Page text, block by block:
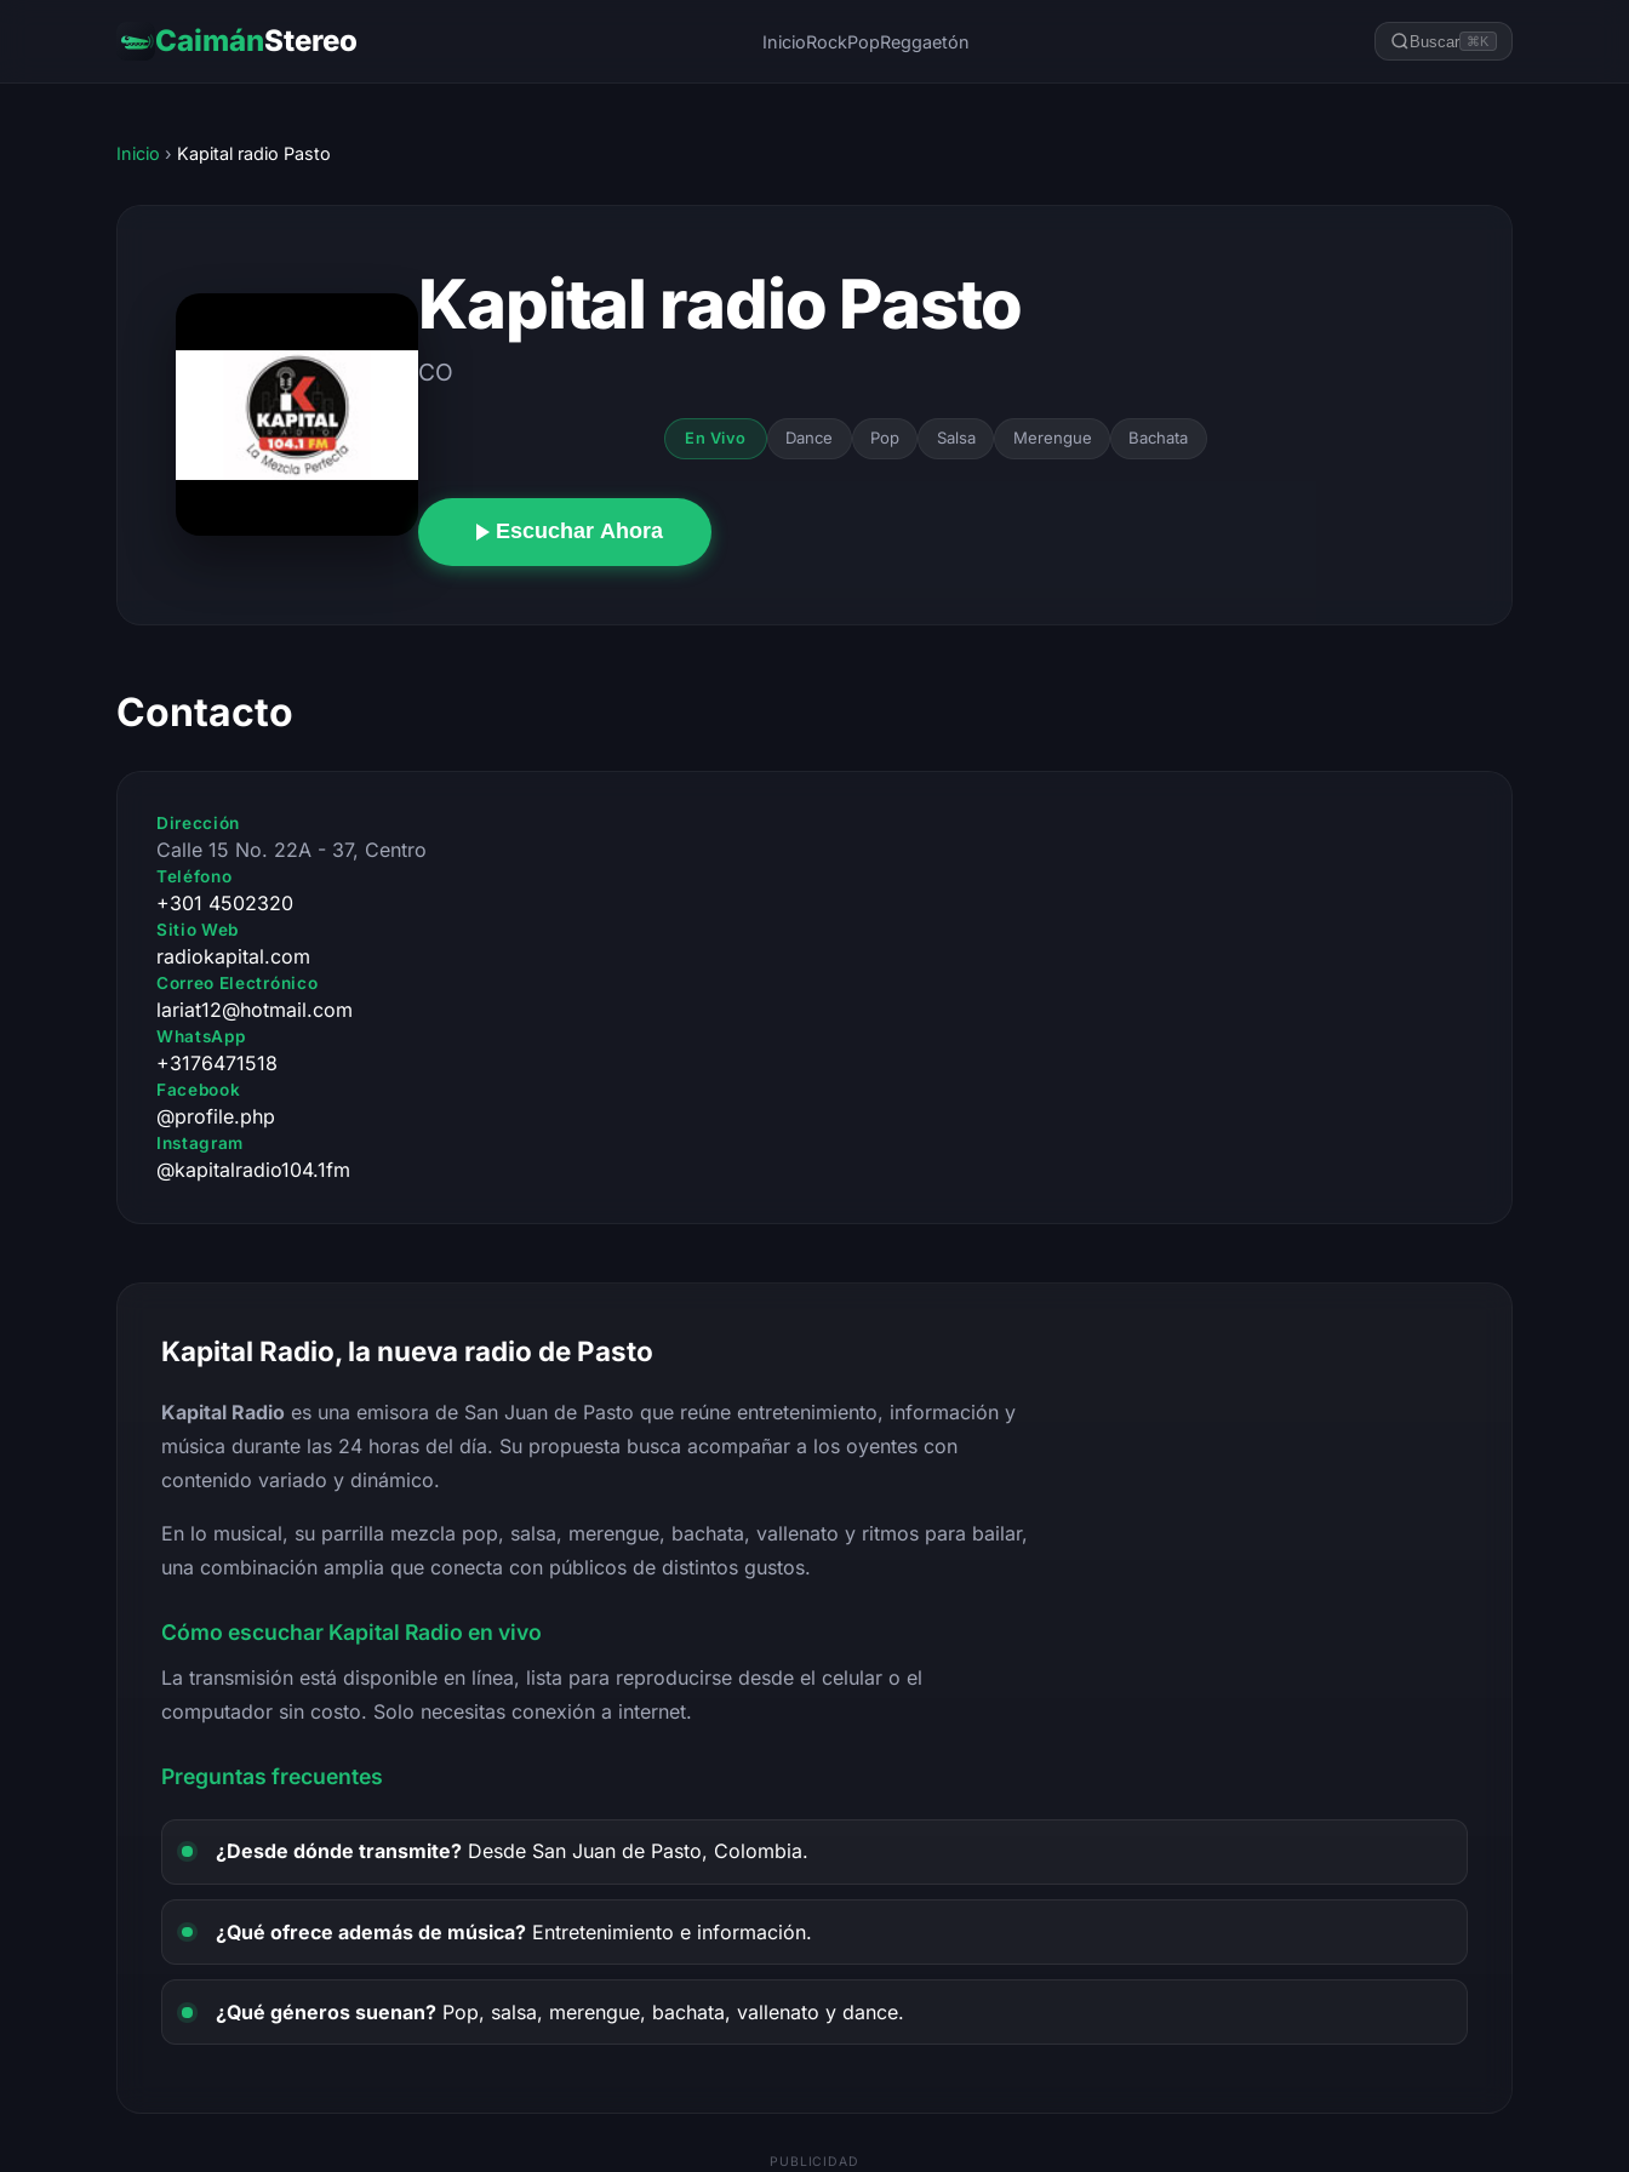
CaimánStereo InicioRockPopReggaetón Buscar ⌘K
Inicio › Kapital radio Pasto
Kapital radio Pasto
CO
En Vivo Dance Pop Salsa Merengue Bachata
Escuchar Ahora
Contacto
Dirección
Calle 15 No. 22A - 37, Centro
Teléfono
+301 4502320
Sitio Web
radiokapital.com
Correo Electrónico
lariat12@hotmail.com
WhatsApp
+3176471518
Facebook
@profile.php
Instagram
@kapitalradio104.1fm
Kapital Radio, la nueva radio de Pasto
Kapital Radio es una emisora de San Juan de Pasto que reúne entretenimiento, información y
música durante las 24 horas del día. Su propuesta busca acompañar a los oyentes con
contenido variado y dinámico.
En lo musical, su parrilla mezcla pop, salsa, merengue, bachata, vallenato y ritmos para bailar,
una combinación amplia que conecta con públicos de distintos gustos.
Cómo escuchar Kapital Radio en vivo
La transmisión está disponible en línea, lista para reproducirse desde el celular o el
computador sin costo. Solo necesitas conexión a internet.
Preguntas frecuentes
¿Desde dónde transmite? Desde San Juan de Pasto, Colombia.
¿Qué ofrece además de música? Entretenimiento e información.
¿Qué géneros suenan? Pop, salsa, merengue, bachata, vallenato y dance.
PUBLICIDAD